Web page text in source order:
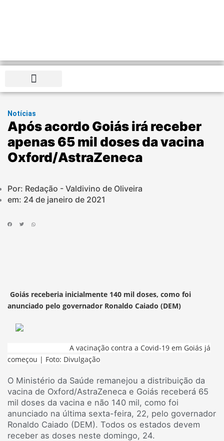
Notícias
Após acordo Goiás irá receber
apenas 65 mil doses da vacina
Oxford/AstraZeneca
Por: Redação - Valdivino de Oliveira
em: 24 de janeiro de 2021
Goiás receberia inicialmente 140 mil doses, como foi
anunciado pelo governador Ronaldo Caiado (DEM)
A vacinação contra a Covid-19 em Goiás já
começou | Foto: Divulgação
O Ministério da Saúde remanejou a distribuição da
vacina de Oxford/AstraZeneca e Goiás receberá 65
mil doses da vacina e não 140 mil, como foi
anunciado na última sexta-feira, 22, pelo governador
Ronaldo Caiado (DEM). Todos os estados devem
receber as doses neste domingo, 24.